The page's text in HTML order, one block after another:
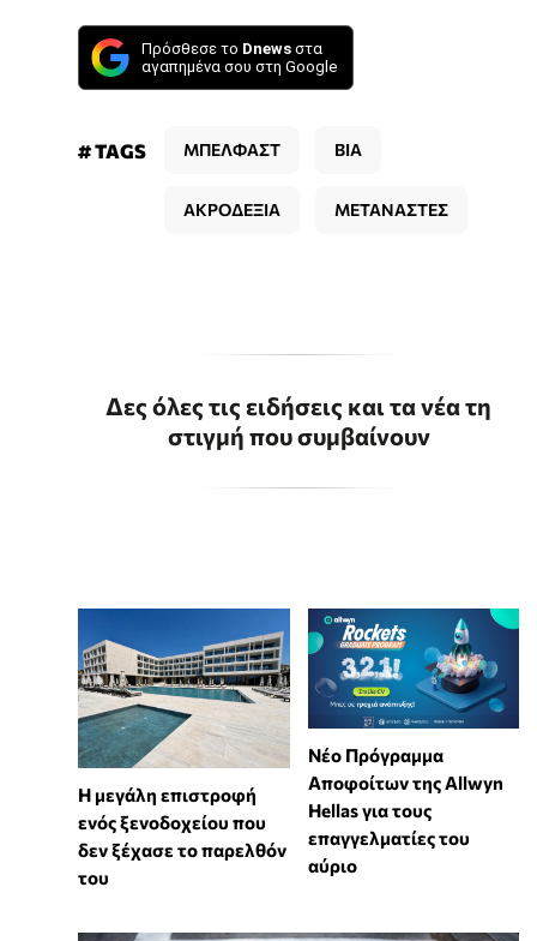
Πρόσθεσε το Dnews στα
αγαπημένα σου στη Google
# TAGS ΜΠΕΛΦΑΣΤ ΒΙΑ
ΑΚΡΟΔΕΞΙΑ ΜΕΤΑΝΑΣΤΕΣ
Δες όλες τις ειδήσεις και τα νέα τη
στιγμή που συμβαίνουν
Η μεγάλη επιστροφή
ενός ξενοδοχείου που
δεν ξέχασε το παρελθόν
του
Νέο Πρόγραμμα
Αποφοίτων της Allwyn
Hellas για τους
επαγγελματίες του
αύριο